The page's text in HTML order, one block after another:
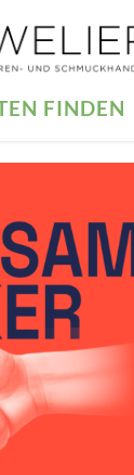
FINDEN